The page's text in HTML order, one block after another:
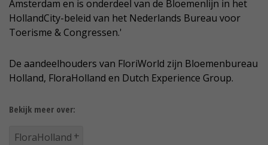
Amsterdam en is onderdeel van de Bloemenlijn in het
HollandCity-beleid van het Nederlands Bureau voor
Toerisme & Congressen.'
De aandeelhouders van FloriWorld zijn Bloemenbureau
Holland, FloraHolland en Dutch Experience Group.
Bekijk meer over:
FloraHolland